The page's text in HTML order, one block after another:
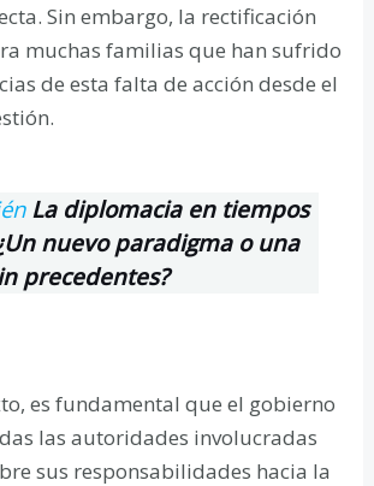
Sin embargo, la rectificación
muchas familias que han sufrido
de esta falta de acción desde el
La diplomacia en tiempos
nuevo paradigma o una
precedentes?
es fundamental que el gobierno
las autoridades involucradas
sus responsabilidades hacia la